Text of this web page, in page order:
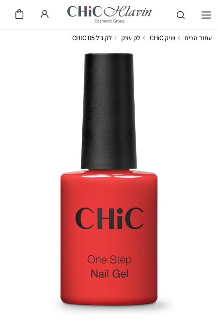
עמוד הבית שיק CHiC לק שיק לק ג’ל CHIC 05